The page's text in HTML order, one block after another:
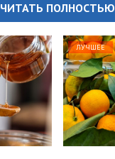
ЧИТАТЬ ПОЛНОСТЬЮ
ЛУЧШЕЕ